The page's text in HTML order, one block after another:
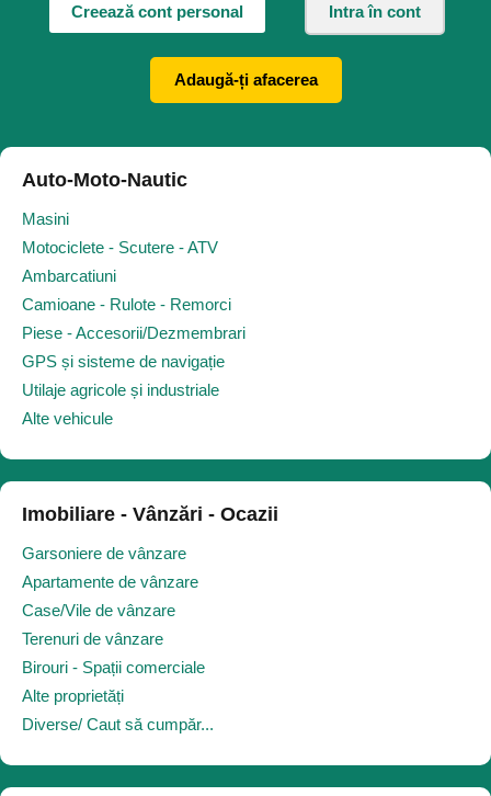
Creează cont personal Intra în cont
Adaugă-ți afacerea
Auto-Moto-Nautic
Masini
Motociclete - Scutere - ATV
Ambarcatiuni
Camioane - Rulote - Remorci
Piese - Accesorii/Dezmembrari
GPS și sisteme de navigație
Utilaje agricole și industriale
Alte vehicule
Imobiliare - Vânzări - Ocazii
Garsoniere de vânzare
Apartamente de vânzare
Case/Vile de vânzare
Terenuri de vânzare
Birouri - Spații comerciale
Alte proprietăți
Diverse/ Caut să cumpăr...